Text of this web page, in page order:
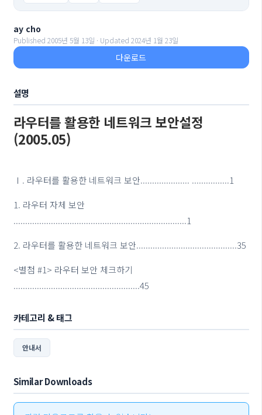
ay cho
Published 2005년 5월 13일 · Updated 2024년 1월 23일
다운로드
설명
라우터를 활용한 네트워크 보안설정
(2005.05)
Ⅰ. 라우터를 활용한 네트워크 보안..................... ................1
1. 라우터 자체 보안
..........................................................................1
2. 라우터를 활용한 네트워크 보안...........................................35
<별첨 #1> 라우터 보안 체크하기
......................................................45
카테고리 & 태그
안내서
Similar Downloads